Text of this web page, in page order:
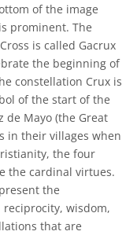
of the image
prominent. The
is called Gacrux
the beginning of
constellation Crux is
of the start of the
de Mayo (the Great
in their villages when
the four
the cardinal virtues.
the
wisdom,
that are